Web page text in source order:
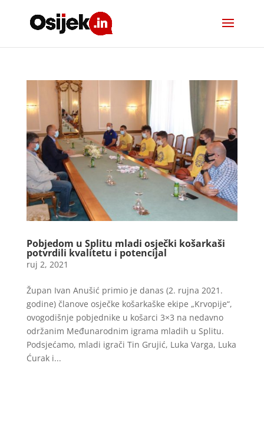
Pobjedom u Splitu mladi osječki košarkaši
potvrdili kvalitetu i potencijal
ruj 2, 2021
Župan Ivan Anušić primio je danas (2. rujna 2021.
godine) članove osječke košarkaške ekipe „Krvopije“,
ovogodišnje pobjednike u košarci 3×3 na nedavno
održanim Međunarodnim igrama mladih u Splitu.
Podsjećamo, mladi igrači Tin Grujić, Luka Varga, Luka
Ćurak i...